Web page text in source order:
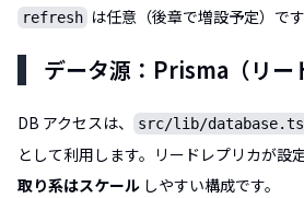
refresh は任意（後章で増設予定）です
データ源：Prisma（リー
DB アクセスは、 src/lib/database.ts
として利用します。リードレプリカが設
取り系はスケール しやすい構成です。